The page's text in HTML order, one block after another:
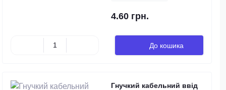
4.60 грн.
До кошика
Гнучкий кабельний ввід